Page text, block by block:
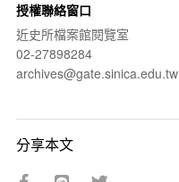
授權聯絡窗口
近史所檔案館閱覽室
02-27898284
archives@gate.sinica.edu.tw
分享本文